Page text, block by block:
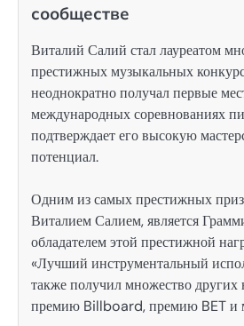
сообществе
Виталий Салий стал лауреатом
престижных музыкальных
неоднократно получал первые
международных соревнованиях
подтверждает его высокую
потенциал.
Одним из самых престижных
Виталием Салием, является
обладателем этой престижной
«Лучший инструментальный
также получил множество других
премию Billboard, премию BET и